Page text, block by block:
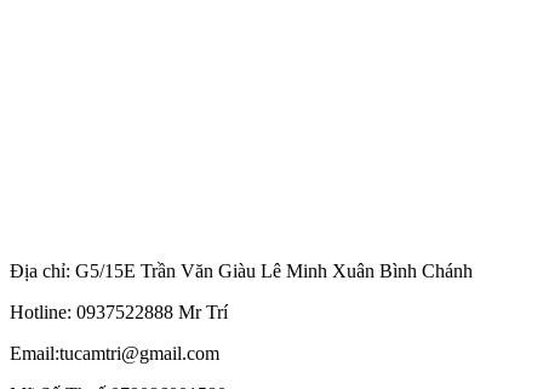
Địa chỉ: G5/15E Trần Văn Giàu Lê Minh Xuân Bình Chánh
Hotline: 0937522888 Mr Trí
Email:tucamtri@gmail.com